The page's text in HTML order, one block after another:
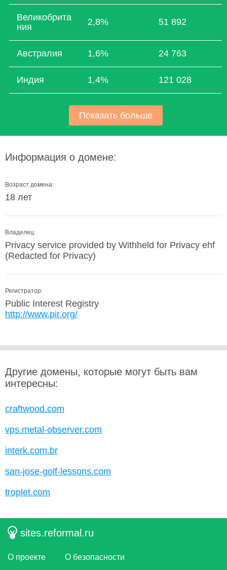
Великобрита
ния
2,8% 51 892
Австралия 1,6% 24 763
Индия 1,4% 121 028
Показать больше
Информация о домене:
Возраст домена:
18 лет
Владелец:
Privacy service provided by Withheld for Privacy ehf
(Redacted for Privacy)
Регистратор:
Public Interest Registry
http://www.pir.org/
Другие домены, которые могут быть вам
интересны:
craftwood.com
vps.metal-observer.com
interk.com.br
san-jose-golf-lessons.com
troplet.com
sites.reformal.ru
О проекте О безопасности